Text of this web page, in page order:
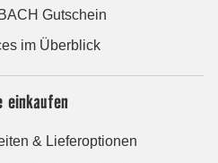
Gutschein
im Überblick
einkaufen
& Lieferoptionen